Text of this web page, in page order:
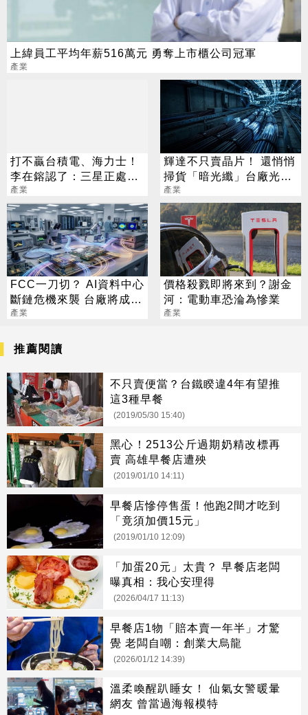
上緯員工平均年薪516萬元 勇奪上市櫃公司冠軍
產業
打不贏台積電、海力士！
李在鎔認了：三星正處存
亡之際
產業
輝達不只賣晶片！ 還悄悄
掃貨「暗光纖」台廠光通
訊要飛了
產業
FCC一刀切？ AI資料中心
斷鏈危機來襲 台廠將成關
鍵解方
產業
價格殺戮即將來到？謝金
河：電動車恐淪為慘業
產業
推薦閱讀
不只賣便當？台鐵睽違4年有望推
這3種早餐
(2019/05/30 15:40)
黑心！2513公斤過期奶精改標再
賣 高雄早餐店遭殃
(2019/01/10 14:11)
早餐店慘停售蛋！他跑2間才吃到
「竟須加價15元」
(2019/01/10 12:09)
「加蛋20元」太貴？ 早餐店老闆
曝真相：我心安理得
(2026/04/17 11:13)
早餐店1物「賠本賣一年半」才驚
覺 老闆自嘲：創業大烏龍
(2026/01/12 14:39)
溫柔喚醒趴睡女！ 仙氣女警暖暈
網友 曾當過海報模特